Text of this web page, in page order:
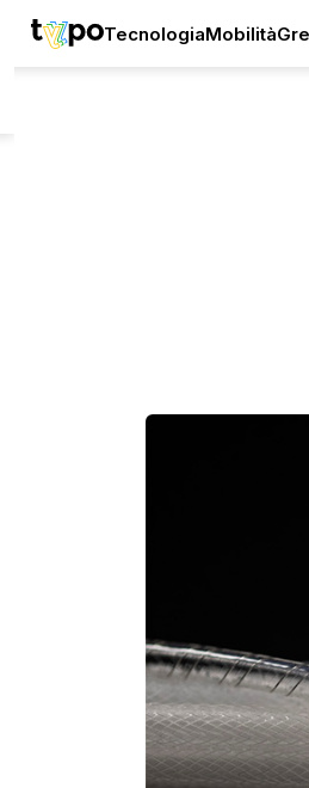
TecnologiaMobilità